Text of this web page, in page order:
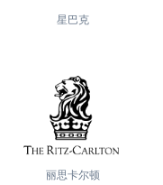
星巴克
丽思卡尔顿